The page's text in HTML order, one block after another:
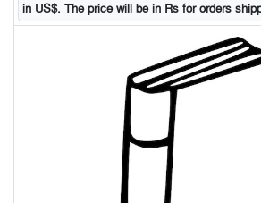
in US$. The price will be in Rs for orders